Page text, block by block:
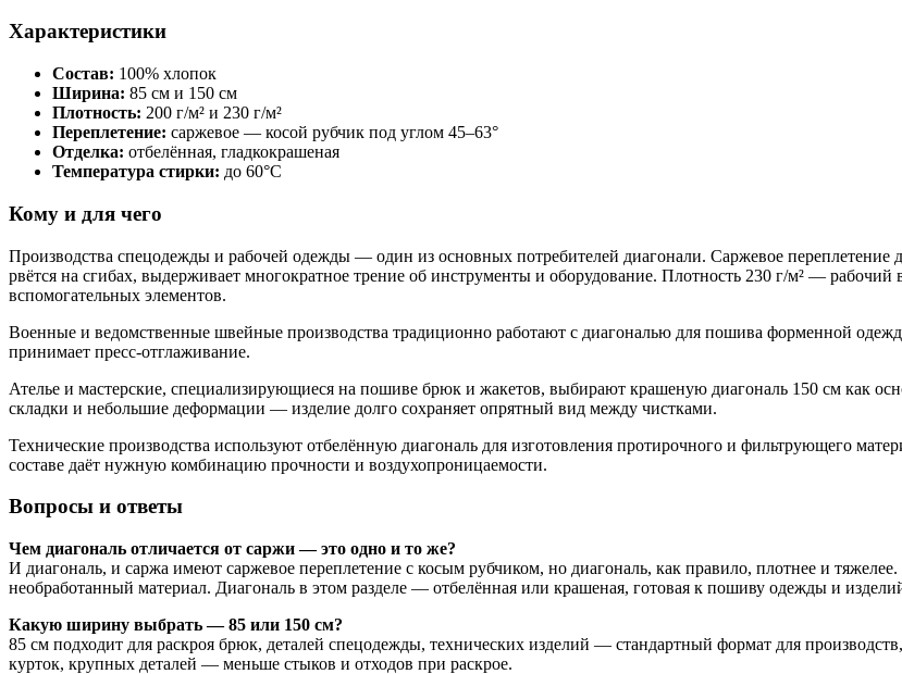
Характеристики
Состав: 100% хлопок
Ширина: 85 см и 150 см
Плотность: 200 г/м² и 230 г/м²
Переплетение: саржевое — косой рубчик под углом 45–63°
Отделка: отбелённая, гладкокрашеная
Температура стирки: до 60°С
Кому и для чего
Производства спецодежды и рабочей одежды — один из основных потребителей диагонали. Саржевое переплетение
рвётся на сгибах, выдерживает многократное трение об инструменты и оборудование. Плотность 230 г/м² —
вспомогательных элементов.
Военные и ведомственные швейные производства традиционно работают с диагональю для пошива форменной
принимает пресс-отглаживание.
Ателье и мастерские, специализирующиеся на пошиве брюк и жакетов, выбирают крашеную диагональ 150 см как
складки и небольшие деформации — изделие долго сохраняет опрятный вид между чистками.
Технические производства используют отбелённую диагональ для изготовления протирочного и фильтрующего
составе даёт нужную комбинацию прочности и воздухопроницаемости.
Вопросы и ответы
Чем диагональ отличается от саржи — это одно и то же?
И диагональ, и саржа имеют саржевое переплетение с косым рубчиком, но диагональ, как правило, плотнее и
необработанный материал. Диагональ в этом разделе — отбелённая или крашеная, готовая к пошиву одежды и
Какую ширину выбрать — 85 или 150 см?
85 см подходит для раскроя брюк, деталей спецодежды, технических изделий — стандартный формат для
курток, крупных деталей — меньше стыков и отходов при раскрое.